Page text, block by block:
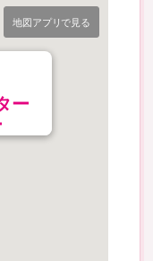
地図アプリで見る
ー